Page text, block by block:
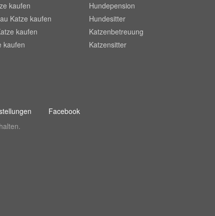
kaufen
Katze kaufen
kaufen
kaufen
Hundepension
Hundesitter
Katzenbetreuung
Katzensitter
Facebook